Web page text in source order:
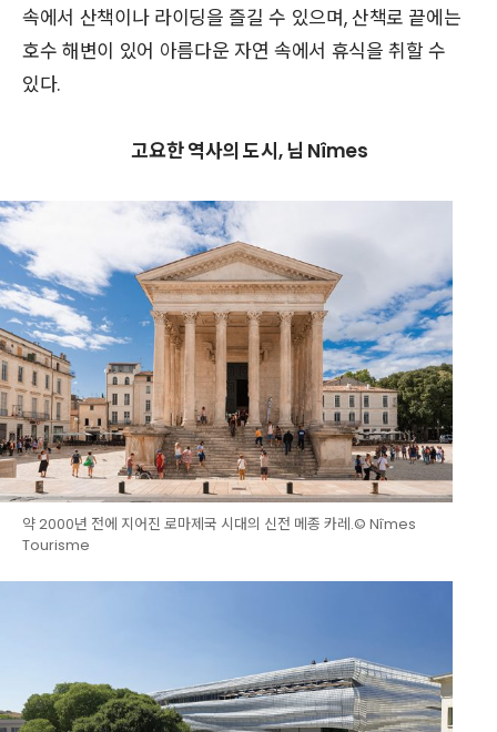
속에서 산책이나 라이딩을 즐길 수 있으며, 산책로 끝에는
호수 해변이 있어 아름다운 자연 속에서 휴식을 취할 수
있다.
고요한 역사의 도시, 님 Nîmes
약 2000년 전에 지어진 로마제국 시대의 신전 메종 카레.© Nîmes
Tourisme